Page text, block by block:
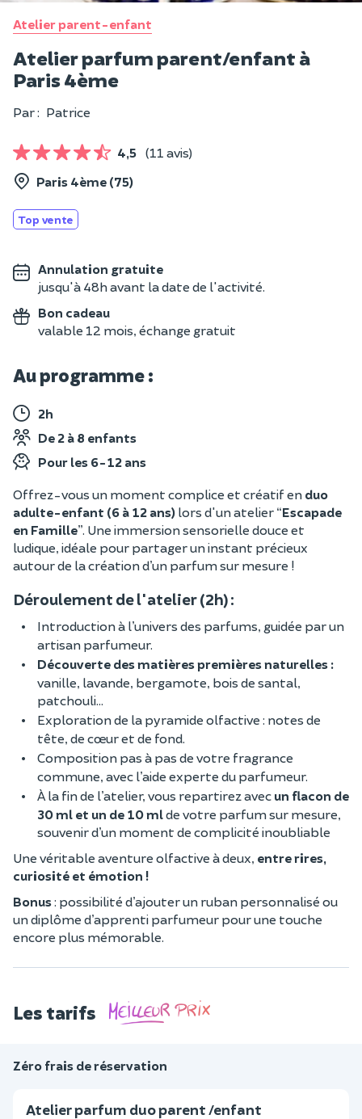
Atelier parent-enfant
Atelier parfum parent/enfant à
Paris 4ème
Par : Patrice
4,5 (11 avis)
Paris 4ème (75)
Top vente
Annulation gratuite
jusqu'à 48h avant la date de l'activité.
Bon cadeau
valable 12 mois, échange gratuit
Au programme :
2h
De 2 à 8 enfants
Pour les 6-12 ans
Offrez-vous un moment complice et créatif en duo
adulte-enfant (6 à 12 ans) lors d'un atelier “Escapade
en Famille”. Une immersion sensorielle douce et
ludique, idéale pour partager un instant précieux
autour de la création d’un parfum sur mesure !
Déroulement de l'atelier (2h) :
Introduction à l’univers des parfums, guidée par un
artisan parfumeur.
Découverte des matières premières naturelles :
vanille, lavande, bergamote, bois de santal,
patchouli...
Exploration de la pyramide olfactive : notes de
tête, de cœur et de fond.
Composition pas à pas de votre fragrance
commune, avec l’aide experte du parfumeur.
À la fin de l’atelier, vous repartirez avec un flacon de
30 ml et un de 10 mlde votre parfum sur mesure,
souvenir d’un moment de complicité inoubliable
Une véritable aventure olfactive à deux, entre rires,
curiosité et émotion !
Bonus: possibilité d’ajouter un ruban personnalisé ou
un diplôme d’apprenti parfumeur pour une touche
encore plus mémorable.
Les tarifs
Zéro frais de réservation
Atelier parfum duo parent /enfant